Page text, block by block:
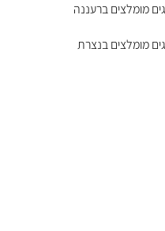
מומלצים ברעננה
מומלצים בנצרת